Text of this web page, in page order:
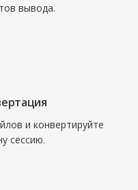
вывода.
и конвертируйте
сессию.